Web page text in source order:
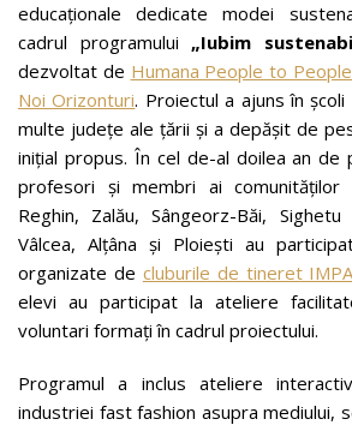
educaționale dedicate modei
cadrul programului „Iubim
dezvoltat de Humana People to
Noi Orizonturi. Proiectul a ajuns în
multe județe ale țării și a depășit de
inițial propus. În cel de-al doilea an de
profesori și membri ai comunităților
Reghin, Zalău, Sângeorz-Băi, Sighetu
Vâlcea, Alțâna și Ploiești au
organizate de cluburile de tineret
elevi au participat la ateliere
voluntari formați în cadrul proiectului.
Programul a inclus ateliere
industriei fast fashion asupra mediului,